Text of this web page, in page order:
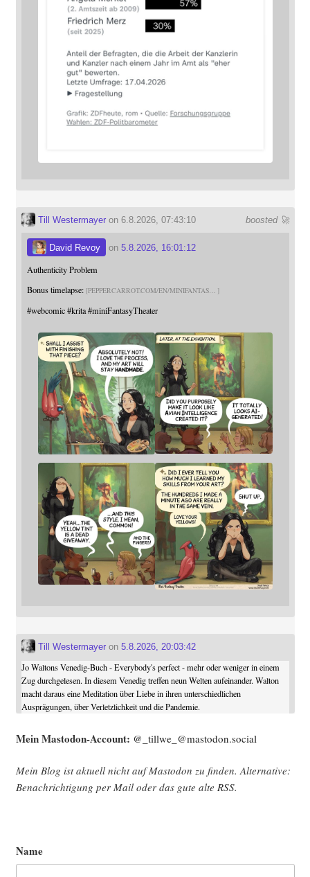
boosted 🚀
Till Westermayeron 6.8.2026, 07:43:10
David Revoy on 5.8.2026, 16:01:12
Authenticity Problem
Bonus timelapse: PEPPERCARROT.COM/EN/MINIFANTAS
#webcomic #krita #miniFantasyTheater
Till Westermayeron 5.8.2026, 20:03:42
Jo Waltons Venedig-Buch - Everybody's perfect - mehr oder weniger in einem
Zug durchgelesen. In diesem Venedig treffen neun Welten aufeinander. Walton
macht daraus eine Meditation über Liebe in ihren unterschiedlichen
Ausprägungen, über Verletzlichkeit und die Pandemie.
Mein Mast­o­don-Account: @_tillwe_@mastodon.social
Mein Blog ist aktu­ell nicht auf Mast­o­don zu fin­den. Alter­na­ti­ve:
Benach­rich­ti­gung per Mail oder das gute alte RSS.
Name